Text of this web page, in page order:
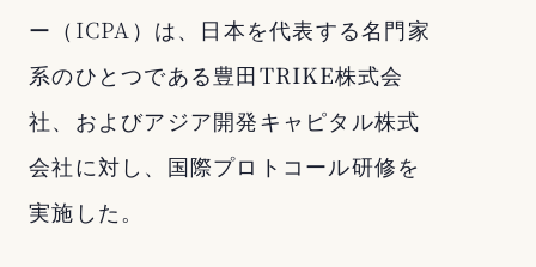
ー（ICPA）は、日本を代表する名門家
系のひとつである豊田TRIKE株式会
社、およびアジア開発キャピタル株式
会社に対し、国際プロトコール研修を
実施した。